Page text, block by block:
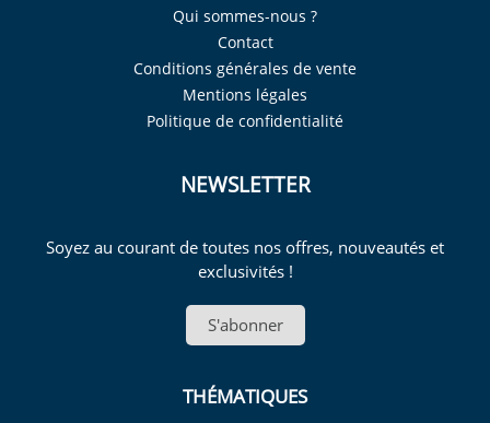
Qui sommes-nous ?
Contact
Conditions générales de vente
Mentions légales
Politique de confidentialité
NEWSLETTER
Soyez au courant de toutes nos offres, nouveautés et
exclusivités !
S'abonner
THÉMATIQUES